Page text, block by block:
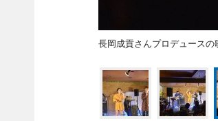
長岡成貢さんプロデュース